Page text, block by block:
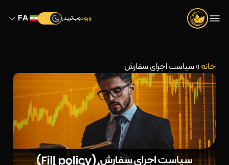
ورودوب‌تریدر
خانه» سیاست اجرای سفارش